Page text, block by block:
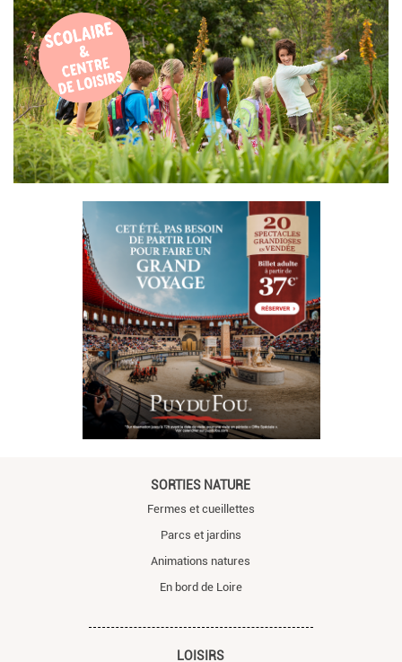
SORTIES NATURE
Fermes et cueillettes
Parcs et jardins
Animations natures
En bord de Loire
LOISIRS